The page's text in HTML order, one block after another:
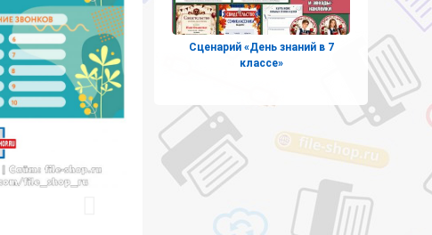
Сценарий «День знаний в 7
классе»